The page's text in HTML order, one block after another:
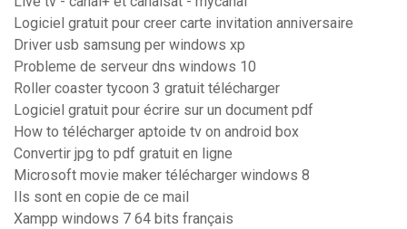
Logiciel gratuit pour creer carte invitation anniversaire
Driver usb samsung per windows xp
Probleme de serveur dns windows 10
Roller coaster tycoon 3 gratuit télécharger
Logiciel gratuit pour écrire sur un document pdf
How to télécharger aptoide tv on android box
Convertir jpg to pdf gratuit en ligne
Microsoft movie maker télécharger windows 8
Ils sont en copie de ce mail
Xampp windows 7 64 bits français